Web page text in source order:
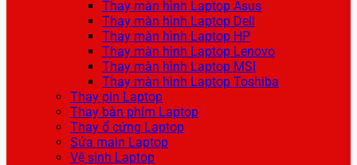
Thay màn hình Laptop Asus
Thay màn hình Laptop Dell
Thay màn hình Laptop HP
Thay màn hình Laptop Lenovo
Thay màn hình Laptop MSI
Thay màn hình Laptop Toshiba
Thay pin Laptop
Thay bàn phím Laptop
Thay ổ cứng Laptop
Sửa main Laptop
Vệ sinh Laptop